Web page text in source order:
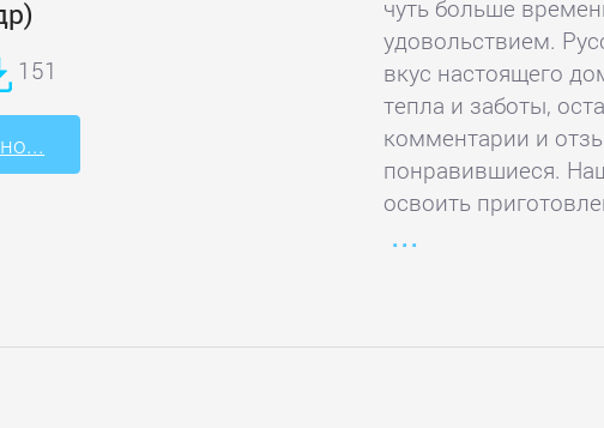
151
чуть больше
удовольствием.
вкус настоящего
тепла и заботы,
комментарии и
понравившиеся.
освоить